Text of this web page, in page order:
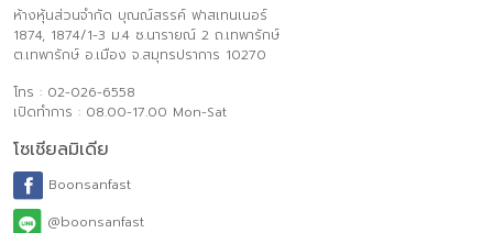
ห้างหุ้นส่วนจำกัด บุณณ์สรรค์ ฟาสเทนเนอร์
1874, 1874/1-3 ม.4 ซ.นารายณ์ 2 ถ.เทพารักษ์
ต.เทพารักษ์ อ.เมือง จ.สมุทรปราการ 10270
โทร : 02-026-6558
เปิดทำการ : 08.00-17.00 Mon-Sat
โซเชียลมิเดีย
Boonsanfast
@boonsanfast